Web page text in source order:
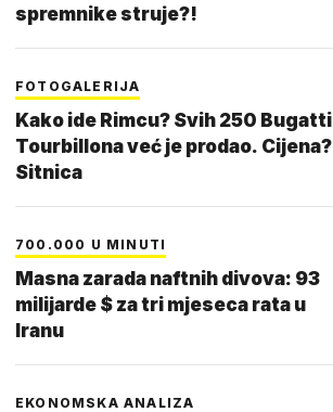
spremnike struje?!
FOTOGALERIJA
Kako ide Rimcu? Svih 250 Bugatti
Tourbillona već je prodao. Cijena?
Sitnica
700.000 U MINUTI
Masna zarada naftnih divova: 93
milijarde $ za tri mjeseca rata u
Iranu
EKONOMSKA ANALIZA